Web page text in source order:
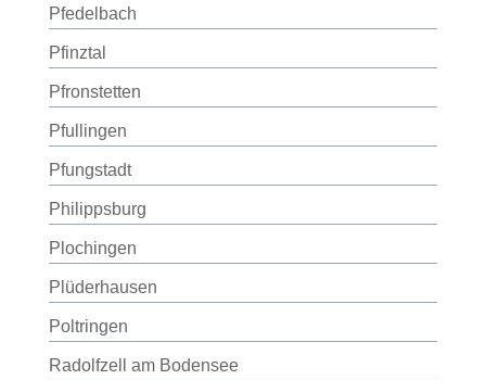
Pfedelbach
Pfinztal
Pfronstetten
Pfullingen
Pfungstadt
Philippsburg
Plochingen
Plüderhausen
Poltringen
Radolfzell am Bodensee